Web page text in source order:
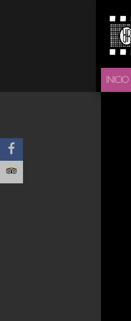
INICIO